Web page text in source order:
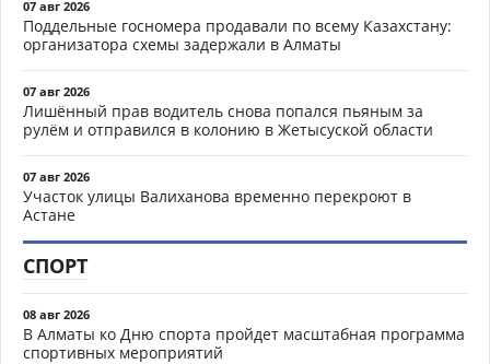
07 авг 2026
Поддельные госномера продавали по всему Казахстану:
организатора схемы задержали в Алматы
07 авг 2026
Лишённый прав водитель снова попался пьяным за
рулём и отправился в колонию в Жетысуской области
07 авг 2026
Участок улицы Валиханова временно перекроют в
Астане
СПОРТ
08 авг 2026
В Алматы ко Дню спорта пройдет масштабная программа
спортивных мероприятий